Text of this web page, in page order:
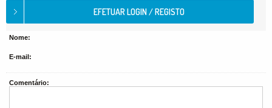
Nome:
E-mail:
Comentário: